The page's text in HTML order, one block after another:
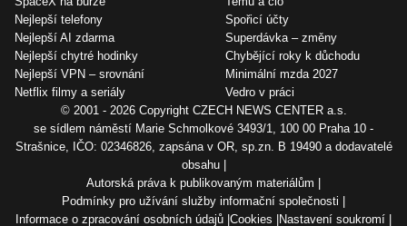
Nejlepší telefony
Nejlepší AI zdarma
Nejlepší chytré hodinky
Nejlepší VPN – srovnání
Netflix filmy a seriály
Spořicí účty
Superdávka – změny
Chybějící roky k důchodu
Minimální mzda 2027
Vedro v práci
© 2001 - 2026 Copyright CZECH NEWS CENTER a.s.
se sídlem náměstí Marie Schmolkové 3493/1, 100 00 Praha 10 -
Strašnice, IČO: 02346826, zapsána v OR, sp.zn. B 19490 a dodavatelé
obsahu
Autorská práva k publikovaným materiálům
Podmínky pro užívání služby informační společnosti
Informace o zpracování osobních údajů Cookies Nastavení soukromí